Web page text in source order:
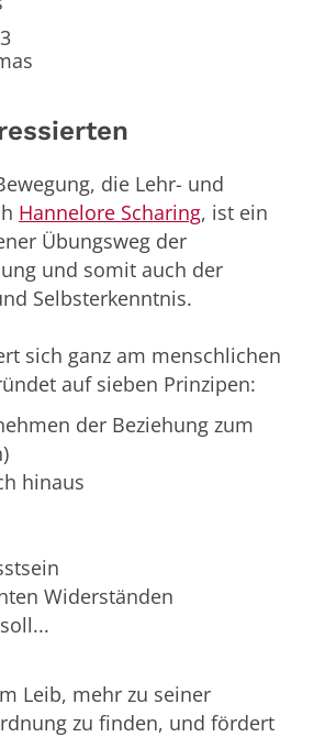
die Lehr- und
Hannelore Scharing, ist ein
Übungsweg der
und somit auch der
Selbsterkenntnis.
sich ganz am menschlichen
auf sieben Prinzipen:
der Beziehung zum
hinaus
Widerständen
Leib, mehr zu seiner
zu finden, und fördert